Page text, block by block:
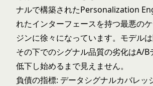
ナルで構築されたPersonalization
れたインターフェースを持つ最悪の
ジンに徐々になっています。モデルは
その下でのシグナル品質の劣化はA/B
低下し始めるまで見えません。
負債の指標: データシグナルカバレッ